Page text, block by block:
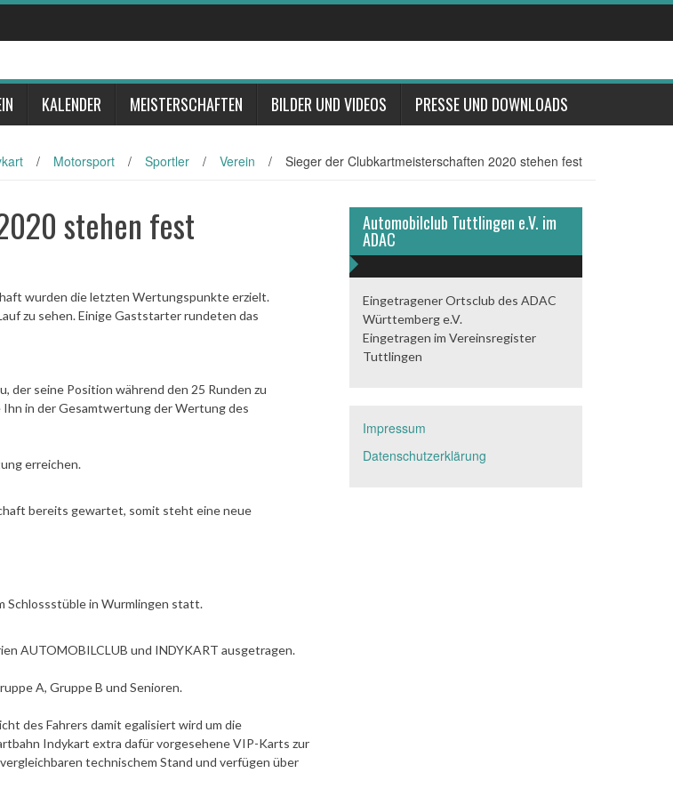
KALENDER MEISTERSCHAFTEN BILDER UND VIDEOS PRESSE UND DOWNLOADS
/ Motorsport / Sportler / Verein / Sieger der Clubkartmeisterschaften 2020 stehen fest
stehen fest
wurden die letzten Wertungspunkte erzielt.
zu sehen. Einige Gaststarter rundeten das
der seine Position während den 25 Runden zu
in der Gesamtwertung der Wertung des
erreichen.
bereits gewartet, somit steht eine neue
Schlossstüble in Wurmlingen statt.
AUTOMOBILCLUB und INDYKART ausgetragen.
A, Gruppe B und Senioren.
des Fahrers damit egalisiert wird um die
Indykart extra dafür vorgesehene VIP-Karts zur
technischem Stand und verfügen über
Automobilclub Tuttlingen e.V. im
ADAC
Eingetragener Ortsclub des ADAC
Württemberg e.V.
Eingetragen im Vereinsregister
Tuttlingen
Impressum
Datenschutzerklärung